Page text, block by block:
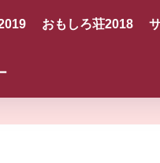
おもしろ荘2018